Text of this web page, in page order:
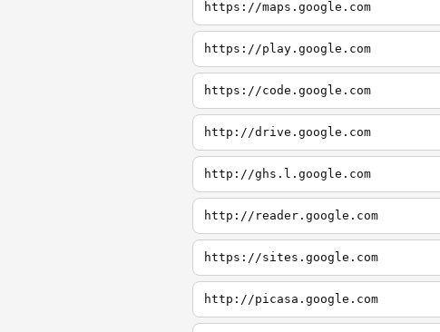
https://maps.google.com
https://play.google.com
https://code.google.com
http://drive.google.com
http://ghs.l.google.com
http://reader.google.com
https://sites.google.com
http://picasa.google.com